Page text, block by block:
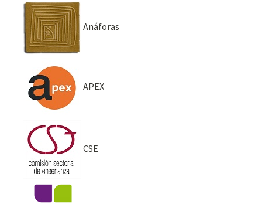
Anáforas
APEX
CSE